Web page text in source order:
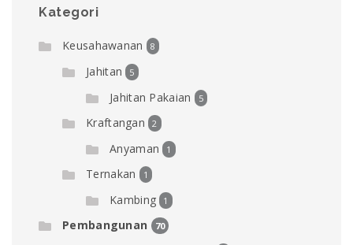
Kategori
Keusahawanan 8
Jahitan 5
Jahitan Pakaian 5
Kraftangan 2
Anyaman 1
Ternakan 1
Kambing 1
Pembangunan 70